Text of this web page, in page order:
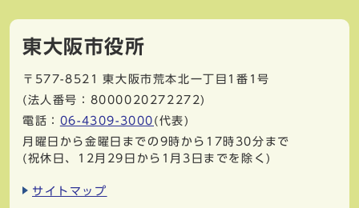
東大阪市役所
〒577-8521
東大阪市荒本北一丁目1番1号
(法人番号：8000020272272)
電話： 06-4309-3000 (代表)
月曜日から金曜日までの9時から17時30分まで
(祝休日、12月29日から1月3日までを除く)
サイトマップ